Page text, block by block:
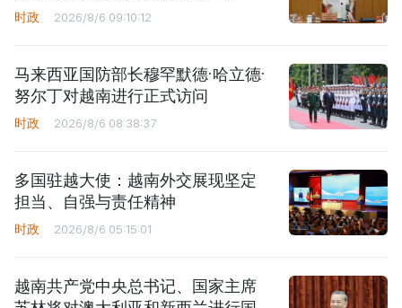
时政 2026/8/6 09:10:12
马来西亚国防部长穆罕默德·哈立德·
努尔丁对越南进行正式访问
时政 2026/8/6 08:38:37
多国驻越大使：越南外交展现坚定
担当、自强与责任精神
时政 2026/8/6 05:15:01
越南共产党中央总书记、国家主席